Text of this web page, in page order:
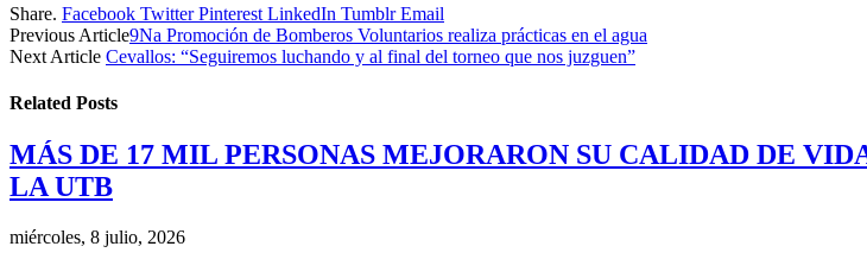
Share. Facebook Twitter Pinterest LinkedIn Tumblr Email
Previous Article9Na Promoción de Bomberos Voluntarios realiza prácticas en el agua
Next Article Cevallos: “Seguiremos luchando y al final del torneo que nos juzguen”
Related Posts
MÁS DE 17 MIL PERSONAS MEJORARON SU CALIDAD DE
LA UTB
miércoles, 8 julio, 2026